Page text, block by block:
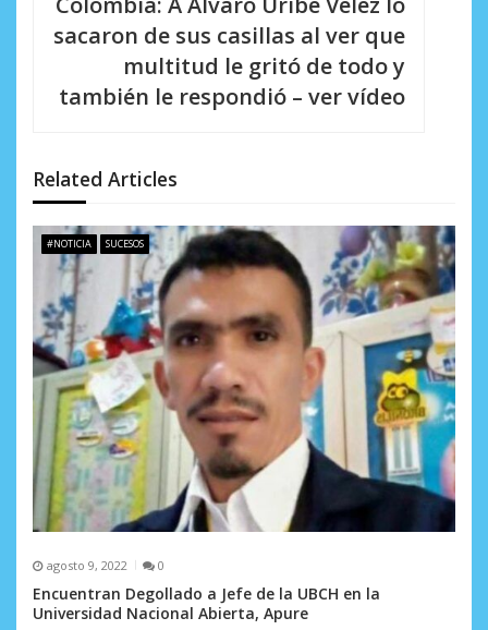
e
e
t
r
a
d
a
s
sacaron de sus casillas al ver que
multitud le gritó de todo y
también le respondió – ver vídeo
Related Articles
#NOTICIA SUCESOS
agosto 9, 2022 0
Encuentran Degollado a Jefe de la UBCH en la
Universidad Nacional Abierta, Apure